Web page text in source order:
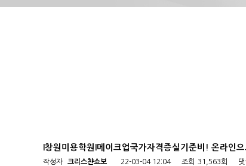
l창원미용학원l메이크업국가자격증실기준비! 온라인
작성자 크리스챤쇼보 22-03-04 12:04 조회 31,563회